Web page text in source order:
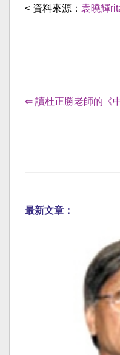
< 資料來源： 袁曉輝
⇐ 讀杜正勝老師的《
最新文章：